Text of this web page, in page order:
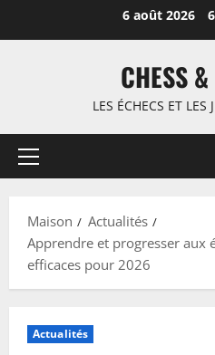
6 août 2026
CHESS
LES ÉCHECS ET LES
Menu
Maison
Actualités
Apprendre et progresser aux
efficaces pour 2026
Actualités